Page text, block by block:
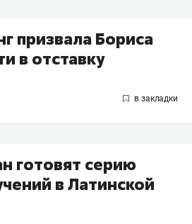
призвала Бориса
в отставку
готовят серию
в Латинской